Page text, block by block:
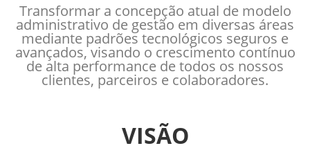
Transformar a concepção atual de modelo
administrativo de gestão em diversas áreas
mediante padrões tecnológicos seguros e
avançados, visando o crescimento contínuo
de alta performance de todos os nossos
clientes, parceiros e colaboradores.
VISÃO